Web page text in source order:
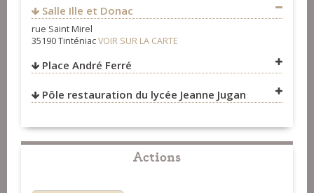
hivernales.tinteniac@gmail.com
www.hivernalestinteniac.com
https://fr-fr.facebook.com/hivernalestinteniac/
Salle Ille et Donac
rue Saint Mirel
35190 TinténiacVOIR SUR LA CARTE
Place André Ferré
VOIR SUR LA CARTE
Pôle restauration du lycée Jeanne Jugan
VOIR SUR LA CARTE
Actions